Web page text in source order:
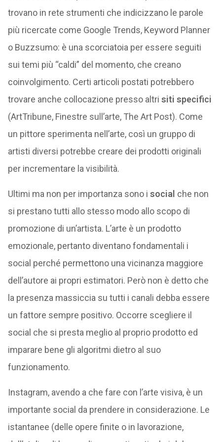
trovano in rete strumenti che indicizzano le parole
più ricercate come Google Trends, Keyword Planner
o Buzzsumo: è una scorciatoia per essere seguiti
sui temi più “caldi” del momento, che creano
coinvolgimento. Certi articoli postati potrebbero
trovare anche collocazione presso altri siti specifici
(ArtTribune, Finestre sull’arte, The Art Post). Come
un pittore sperimenta nell’arte, così un gruppo di
artisti diversi potrebbe creare dei prodotti originali
per incrementare la visibilità.
Ultimi ma non per importanza sono i social che non
si prestano tutti allo stesso modo allo scopo di
promozione di un’artista. L’arte è un prodotto
emozionale, pertanto diventano fondamentali i
social perché permettono una vicinanza maggiore
dell’autore ai propri estimatori. Però non è detto che
la presenza massiccia su tutti i canali debba essere
un fattore sempre positivo. Occorre scegliere il
social che si presta meglio al proprio prodotto ed
imparare bene gli algoritmi dietro al suo
funzionamento.
Instagram, avendo a che fare con l’arte visiva, è un
importante social da prendere in considerazione. Le
istantanee (delle opere finite o in lavorazione,